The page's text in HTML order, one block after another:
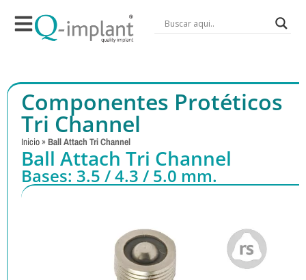
Componentes Protéticos
Tri Channel
Inicio »Ball Attach Tri Channel
Ball Attach Tri Channel
Bases: 3.5 / 4.3 / 5.0 mm.